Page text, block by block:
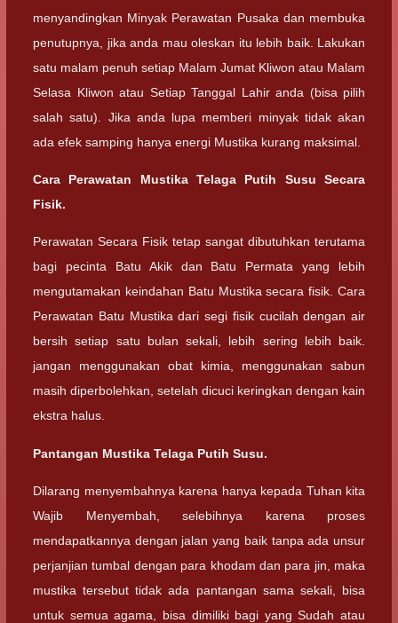
menyandingkan Minyak Perawatan Pusaka dan membuka
penutupnya, jika anda mau oleskan itu lebih baik. Lakukan
satu malam penuh setiap Malam Jumat Kliwon atau Malam
Selasa Kliwon atau Setiap Tanggal Lahir anda (bisa pilih
salah satu). Jika anda lupa memberi minyak tidak akan
ada efek samping hanya energi Mustika kurang maksimal.
Cara Perawatan Mustika Telaga Putih Susu Secara
Fisik.
Perawatan Secara Fisik tetap sangat dibutuhkan terutama
bagi pecinta Batu Akik dan Batu Permata yang lebih
mengutamakan keindahan Batu Mustika secara fisik. Cara
Perawatan Batu Mustika dari segi fisik cucilah dengan air
bersih setiap satu bulan sekali, lebih sering lebih baik.
jangan menggunakan obat kimia, menggunakan sabun
masih diperbolehkan, setelah dicuci keringkan dengan kain
ekstra halus.
Pantangan Mustika Telaga Putih Susu.
Dilarang menyembahnya karena hanya kepada Tuhan kita
Wajib Menyembah, selebihnya karena proses
mendapatkannya dengan jalan yang baik tanpa ada unsur
perjanjian tumbal dengan para khodam dan para jin, maka
mustika tersebut tidak ada pantangan sama sekali, bisa
untuk semua agama, bisa dimiliki bagi yang Sudah atau